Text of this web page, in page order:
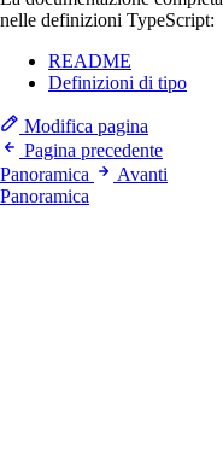
nelle definizioni TypeScript:
README
Definizioni di tipo
Modifica pagina
Pagina precedente
Panoramica
Avanti
Panoramica